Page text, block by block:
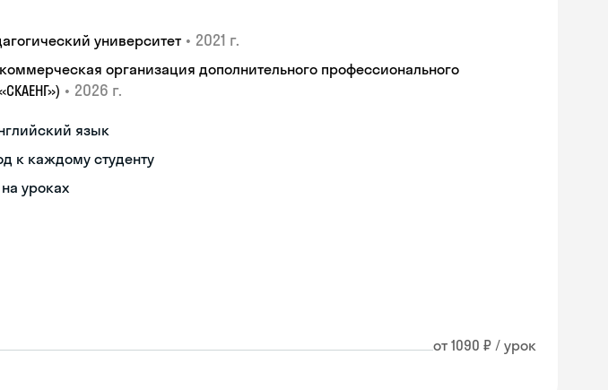
университет • 2021 г.
организация дополнительного профессионального
• 2026 г.
язык
к каждому студенту
уроках
от 1090 ₽ / урок